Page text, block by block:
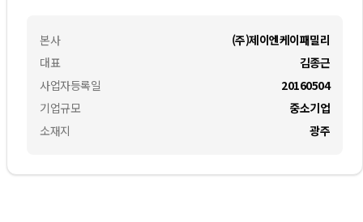
본사
대표
사업자등록일
기업규모
소재지
(주)제이엔케이패밀리
김종근
20160504
중소기업
광주